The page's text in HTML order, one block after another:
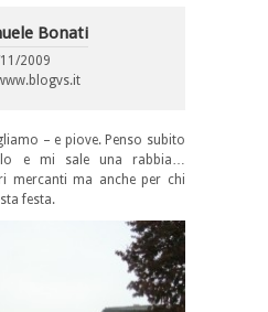
Bonati
2009
– e piove. Penso subito
e mi sale una rabbia…
mercanti ma anche per chi
festa.